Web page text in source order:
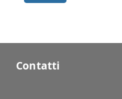
Contatti